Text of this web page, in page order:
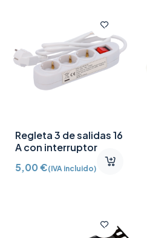
Regleta 3 de salidas 16
A con interruptor
5,00€(IVA incluido)